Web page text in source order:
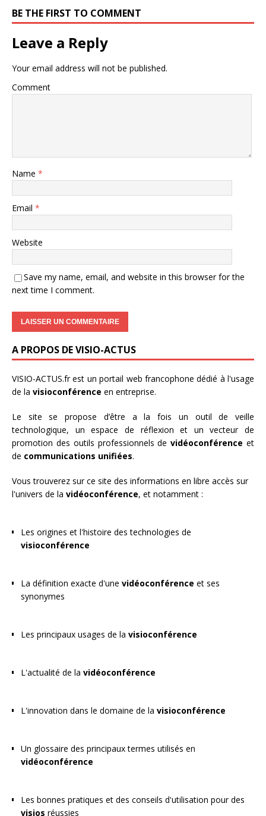
BE THE FIRST TO COMMENT
Leave a Reply
Your email address will not be published.
Comment
Name *
Email *
Website
Save my name, email, and website in this browser for the
next time I comment.
A PROPOS DE VISIO-ACTUS
VISIO-ACTUS.frest un portail web francophone dédié à l'usage
de la visioconférence en entreprise.
Le site se propose d’être a la fois un outil de veille
technologique, un espace de réflexion et un vecteur de
promotion des outils professionnels devidéoconférence et
de communications unifiées.
Vous trouverez sur ce site des informations en libre accès sur
l'univers de la vidéoconférence, et notamment :
Les origines et l'histoire des technologies de
visioconférence
La définition exacte d'une vidéoconférence et ses
synonymes
Les principaux usages de la visioconférence
L'actualité de la vidéoconférence
L'innovation dans le domaine de la visioconférence
Un glossaire des principaux termes utilisés en
vidéoconférence
Les bonnes pratiques et des conseils d'utilisation pour des
visios réussies